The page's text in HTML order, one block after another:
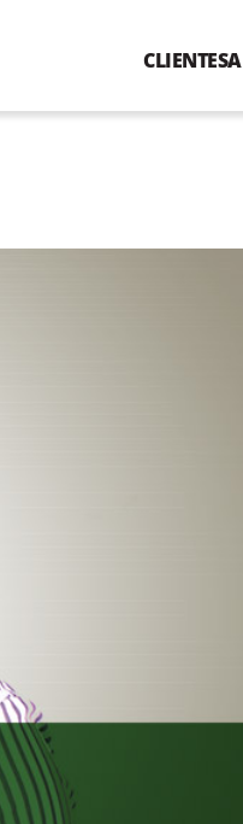
CLIENTESA